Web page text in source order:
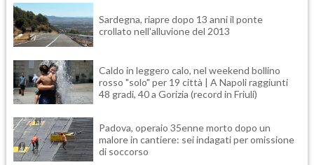
Sardegna, riapre dopo 13 anni il ponte
crollato nell'alluvione del 2013
Caldo in leggero calo, nel weekend bollino
rosso "solo" per 19 città | A Napoli raggiunti
48 gradi, 40 a Gorizia (record in Friuli)
Padova, operaio 35enne morto dopo un
malore in cantiere: sei indagati per omissione
di soccorso